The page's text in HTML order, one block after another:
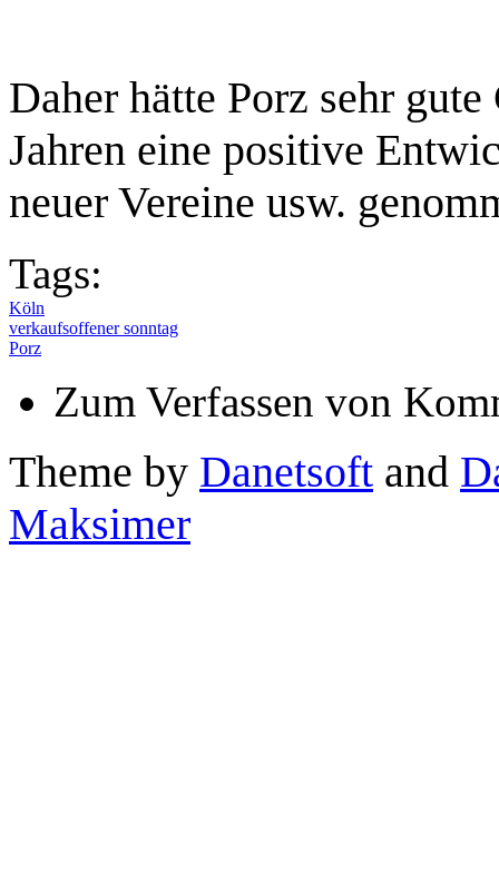
Daher hätte Porz sehr
Jahren eine positive
neuer Vereine usw.
Tags:
Köln
verkaufsoffener sonntag
Porz
Zum Verfassen von
Theme by Danetsoft and
Maksimer